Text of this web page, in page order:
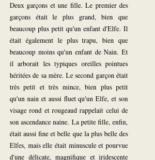
Deux garçons et une fille. Le premier des
garçons était le plus grand, bien que
beaucoup plus petit qu'un enfant d'Elfe. Il
était également le plus trapu, bien que
beaucoup moins qu'un enfant de Nain. Et
il arborait les typiques oreilles pointues
héritées de sa mère. Le second garçon était
très petit et très mince, bien plus petit
qu'un nain et aussi fluet qu'un Elfe, et son
visage rond et rougeaud rappelait celui de
son ascendance naine. La petite fille, enfin,
était aussi fine et belle que la plus belle des
Elfes, mais elle était minuscule et pourvue
d'une délicate, magnifique et iridescente